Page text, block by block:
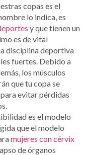
copas es el
lo indica, es
y que tienen un
es de vital
disciplina deportiva
fuertes. Debido a
los músculos
que tu copa se
para evitar pérdidas
es el modelo
que el modelo
mujeres con cérvix
de órganos